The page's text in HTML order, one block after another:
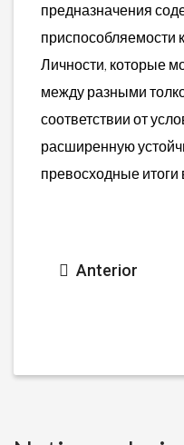
предназначения
приспособляемости
Личности, которые
между разными
соответствии от
расширенную
превосходные
Anterior